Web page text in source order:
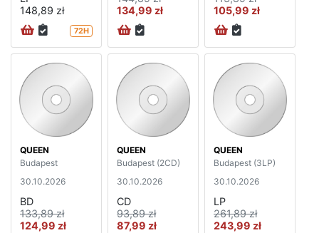
148,89 zł
72H
134,99 zł
105,99 zł
QUEEN
Budapest
30.10.2026
BD
133,89 zł
124,99 zł
QUEEN
Budapest (2CD)
30.10.2026
CD
93,89 zł
87,99 zł
QUEEN
Budapest (3LP)
30.10.2026
LP
261,89 zł
243,99 zł